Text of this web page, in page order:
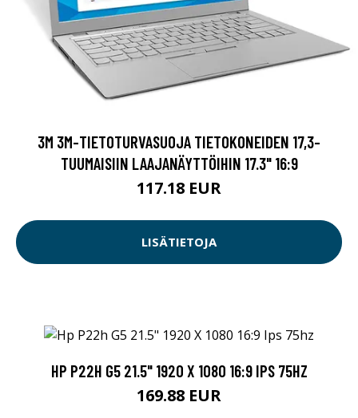
3M 3M-TIETOTURVASUOJA TIETOKONEIDEN 17,3-
TUUMAISIIN LAAJANÄYTTÖIHIN 17.3" 16:9
117.18 EUR
LISÄTIETOJA
HP P22H G5 21.5" 1920 X 1080 16:9 IPS 75HZ
169.88 EUR